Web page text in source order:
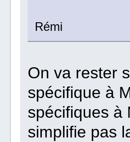
Rémi
On va rester
spécifique à
spécifiques à
simplifie pas